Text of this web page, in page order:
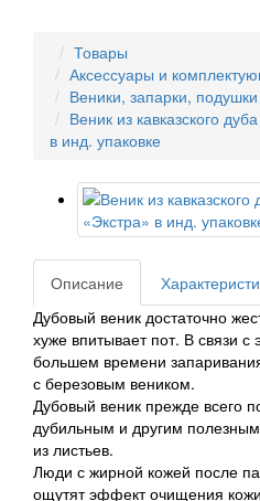
Товары
Аксессуары и
Веники, запарки,
Веник из кавказского
в инд. упаковке
Описание
Дубовый веник достаточно
хуже впитывает пот. В связи с
большем времени
с березовым веником.
Дубовый веник прежде всего
дубильным и другим
из листьев.
Люди с жирной кожей после
ощутят эффект очищения